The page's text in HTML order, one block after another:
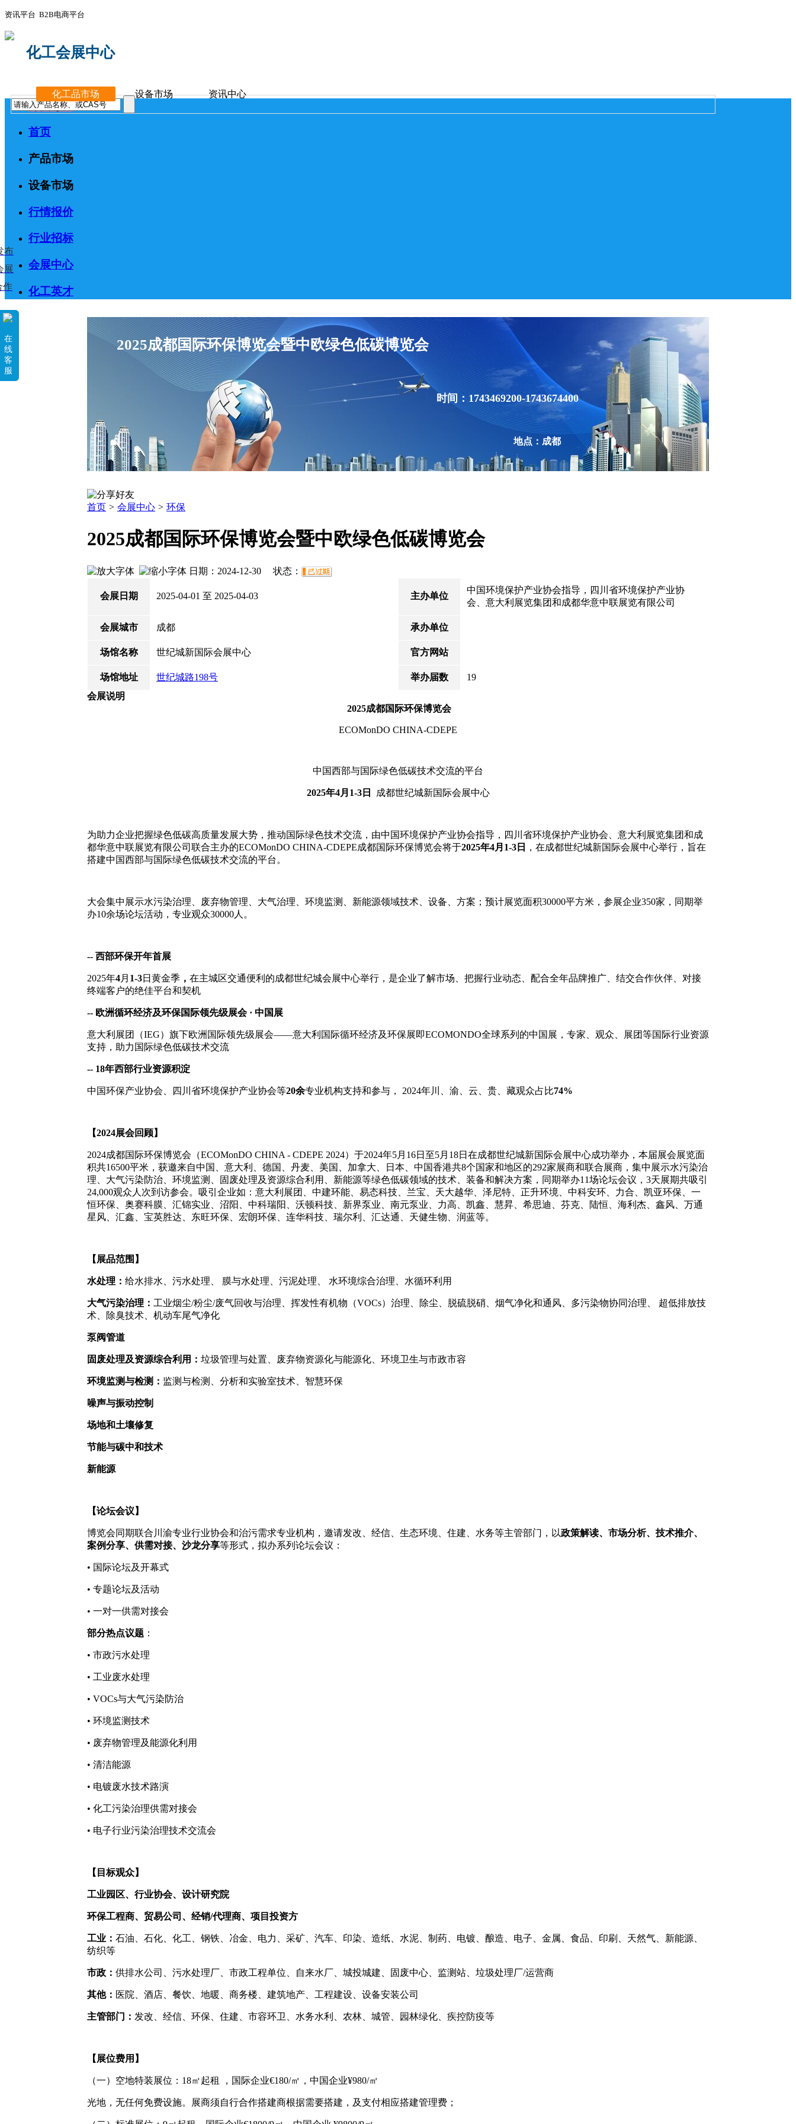
资讯平台 B2B电商平台
化工会展中心
化工品市场 设备市场 资讯中心
分类导航
首页
产品市场
设备市场
行情报价
行业招标
会展中心
化工英才
布
展
作
在
线
客
服
2025成都国际环保博览会暨中欧绿色低碳博览会
时间：1743469200-1743674400
地点：成都
首页 > 会展中心 > 环保
2025成都国际环保博览会暨中欧绿色低碳博览会
日期：2024-12-30 状态：
会展日期 2025-04-01 至 2025-04-03 主办单位
中国环境保护产业协会指导，四川省环境保护产业协
会、意大利展览集团和成都华意中联展览有限公司
会展城市 成都 承办单位
场馆名称 世纪城新国际会展中心 官方网站
场馆地址 世纪城路198号 举办届数
19
会展说明
2025成都国际环保博览会
ECOMonDO CHINA-CDEPE
中国西部与国际绿色低碳技术交流的平台
2025年4月 1-3日 成都世纪城新国际会展中心
为助力企业把握绿色低碳高质量发展大势，推动国际绿色技术交流，由中国环境保护产业协会指导，四川省环境保护产业协会、意大利展览集团和成
都华意中联展览有限公司联合主办的ECOMonDO CHINA-CDEPE成都国际环保博览会将于2025年4月 1-3 日
，在成都世纪城新国际会展中心举行，旨在
搭建中国西部与国际绿色低碳技术交流的平台。
大会集中展示水污染治理、废弃物管理、大气治理、环境监测、新能源领域技术、设备、方案；预计展览面积30000平方米，参展企业350家，同期举
办10余场论坛活动，专业观众30000人。
-- 西部环保开年首展
2025年4月 1-3日黄金季 ， 在主城区交通便利的成都世纪城会展中心举行，是企业了解市场、把握行业动态、配合全年品牌推广、结交合作伙伴、对接
终端客户的绝佳平台和契机
-- 欧洲循环经济及环保国际领先级展会 · 中国展
意大利展团（IEG）旗下欧洲国际领先级展会——意大利国际循环经济及环保展即ECOMONDO全球系列的中国展，专家、观众、展团等国际行业资源
支持，助力国际绿色低碳技术交流
-- 18年西部行业资源积淀
中国环保产业协会、四川省环境保护产业协会等20余专业机构支持和参与， 2024年川、渝、云、贵、藏观众占比74%
【2024展会回顾】
2024成都国际环保博览会（ECOMonDO CHINA - CDEPE 2024）于2024年5月16日至5月18日在成都世纪城新国际会展中心成功举办，本届展会展览面
积共16500平米，获邀来自中国、意大利、德国、丹麦、美国、加拿大、日本、中国香港共8个国家和地区的292家展商和联合展商，集中展示水污染治
理、大气污染防治、环境监测、固废处理及资源综合利用、新能源等绿色低碳领域的技术、装备和解决方案，同期举办11场论坛会议，3天展期共吸引
24,000观众人次到访参会。吸引企业如：意大利展团、中建环能、易态科技、兰宝、天大越华、泽尼特、正升环境、中科安环、力合、凯亚环保、一
恒环保、奥赛科膜、汇锦实业、沼阳、中科瑞阳、沃顿科技、新界泵业、南元泵业、力高、凯鑫、慧昇、希思迪、芬克、陆恒、海利杰、鑫风、万通
星风、汇鑫、宝英胜达、东旺环保、宏朗环保、连华科技、瑞尔利、汇达通、天健生物、润蓝等。
【展品范围】
水处理： 给水排水、污水处理、 膜与水处理、污泥处理、 水环境综合治理、水循环利用
大气污染治理： 工业烟尘/粉尘/废气回收与治理、挥发性有机物（VOCs）治理、除尘、脱硫脱硝、烟气净化和通风、多污染物协同治理、 超低排放技
术、除臭技术、机动车尾气净化
泵阀管道
固废处理及资源综合利用： 垃圾管理与处置、废弃物资源化与能源化、环境卫生与市政市容
环境监测与检测： 监测与检测、分析和实验室技术、智慧环保
噪声与振动控制
场地和土壤修复
节能与碳中和技术
新能源
【论坛会议】
博览会同期联合川渝专业行业协会和治污需求专业机构，邀请发改、经信、生态环境、住建、水务等主管部门，以政策解读、市场分析、技术推介、
案例分享、供需对接、沙龙分享等形式，拟办系列论坛会议：
• 国际论坛及开幕式
• 专题论坛及活动
• 一对一供需对接会
部分热点议题 ：
• 市政污水处理
• 工业废水处理
• VOCs与大气污染防治
• 环境监测技术
• 废弃物管理及能源化利用
• 清洁能源
• 电镀废水技术路演
• 化工污染治理供需对接会
• 电子行业污染治理技术交流会
【目标观众】
工业园区、行业协会、设计研究院
环保工程商、贸易公司、经销/代理商、项目投资方
工业： 石油、石化、化工、钢铁、冶金、电力、采矿、汽车、印染、造纸、水泥、制药、电镀、酿造、电子、金属、食品、印刷、天然气、新能源、
纺织等
市政： 供排水公司、污水处理厂、市政工程单位、自来水厂、城投城建、固废中心、监测站、垃圾处理厂/运营商
其他： 医院、酒店、餐饮、地暖、商务楼、建筑地产、工程建设、设备安装公司
主管部门： 发改、经信、环保、住建、市容环卫、水务水利、农林、城管、园林绿化、疾控防疫等
【展位费用】
（一）空地特装展位：18㎡起租 ，国际企业€180/㎡，中国企业¥980/㎡
光地，无任何免费设施。展商须自行合作搭建商根据需要搭建，及支付相应搭建管理费；